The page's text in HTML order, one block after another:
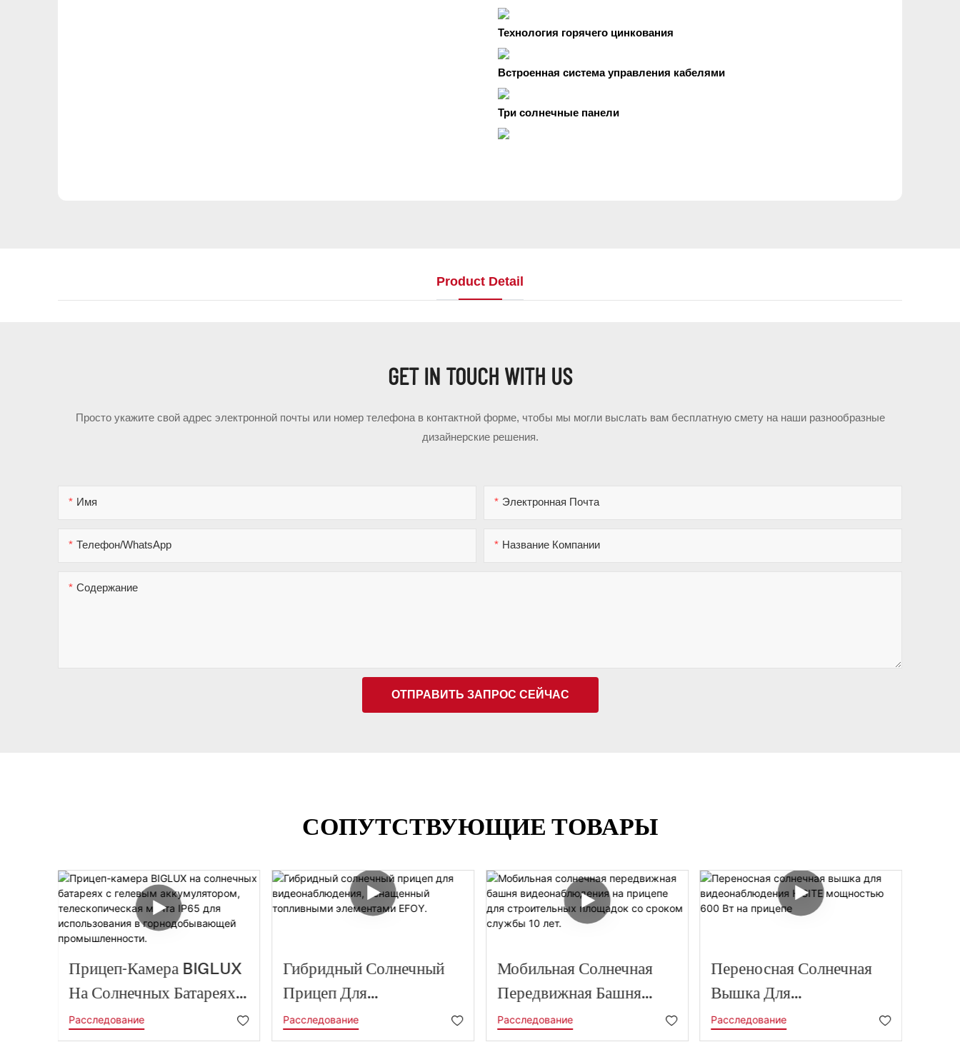
Технология горячего цинкования
Встроенная система управления кабелями
Три солнечные панели
Product Detail
GET IN TOUCH WITH US
Просто укажите свой адрес электронной почты или номер телефона в контактной форме, чтобы мы могли выслать вам бесплатную смету на наши разнообразные
дизайнерские решения.
Имя Электронная Почта
Телефон/WhatsApp Название Компании
Содержание
ОТПРАВИТЬ ЗАПРОС СЕЙЧАС
СОПУТСТВУЮЩИЕ ТОВАРЫ
Прицеп-Камера BIGLUX
На Солнечных Батареях
С Гелевым
Расследование
Гибридный Солнечный
Прицеп Для
Видеонаблюдения,
Расследование
Мобильная Солнечная
Передвижная Башня
Видеонаблюдения На
Расследование
Переносная Солнечная
Вышка Для
Видеонаблюдения
Расследование